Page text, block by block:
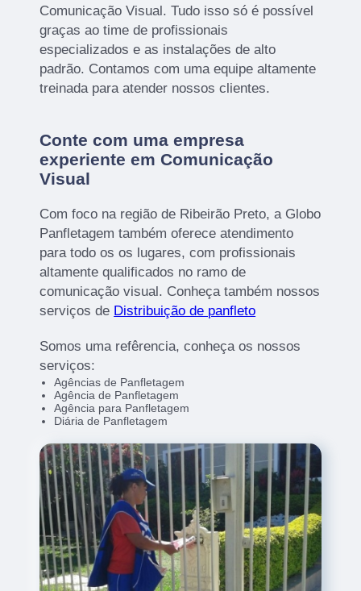
Comunicação Visual. Tudo isso só é possível
graças ao time de profissionais
especializados e as instalações de alto
padrão. Contamos com uma equipe altamente
treinada para atender nossos clientes.
Conte com uma empresa
experiente em Comunicação
Visual
Com foco na região de Ribeirão Preto, a Globo
Panfletagem também oferece atendimento
para todo os os lugares, com profissionais
altamente qualificados no ramo de
comunicação visual. Conheça também nossos
serviços de Distribuição de panfleto
Somos uma refêrencia, conheça os nossos
serviços:
Agências de Panfletagem
Agência de Panfletagem
Agência para Panfletagem
Diária de Panfletagem